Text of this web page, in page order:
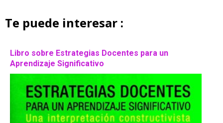
Te puede interesar :
Libro sobre Estrategias Docentes para un
Aprendizaje Significativo